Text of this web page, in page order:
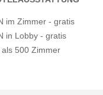
im Zimmer - gratis
in Lobby - gratis
als 500 Zimmer